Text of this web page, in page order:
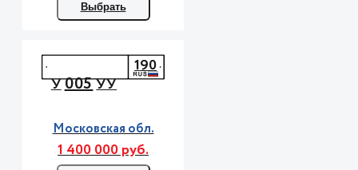
Выбрать
У005УУ
190
Московская обл.
1 400 000 руб.